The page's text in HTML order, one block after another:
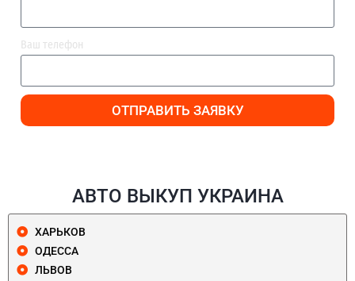
Ваш телефон
ОТПРАВИТЬ ЗАЯВКУ
АВТО ВЫКУП УКРАИНА
ХАРЬКОВ
ОДЕССА
ЛЬВОВ